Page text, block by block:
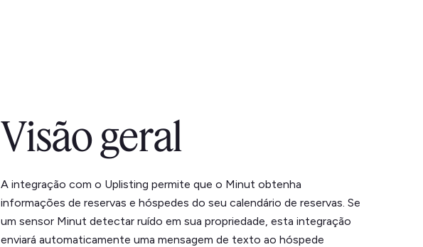
Visão geral
A integração com o Uplisting permite que o Minut obtenha
informações de reservas e hóspedes do seu calendário de reservas. Se
um sensor Minut detectar ruído em sua propriedade, esta integração
enviará automaticamente uma mensagem de texto ao hóspede